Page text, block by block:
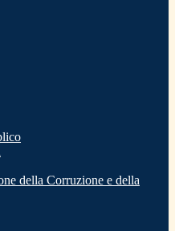
della Corruzione e della